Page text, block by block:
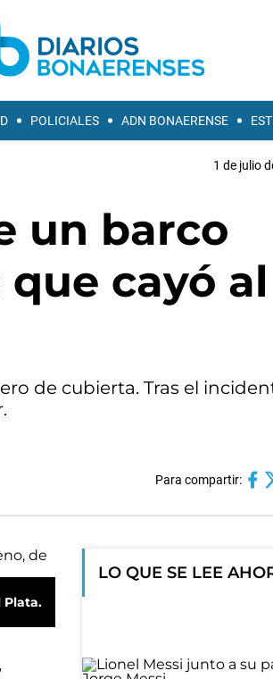
POLICIALES ADN BONAERENSE
1 de julio
un barco
cayó al
de cubierta. Tras el
Para compartir:
Plata.
LO QUE SE LEE